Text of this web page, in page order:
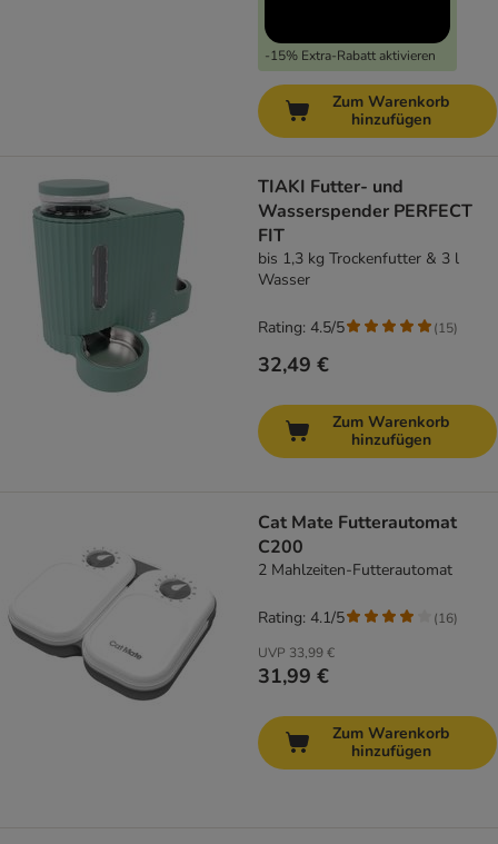
-15% Extra-Rabatt aktivieren
Zum Warenkorb
hinzufügen
TIAKI Futter- und
Wasserspender PERFECT
FIT
bis 1,3 kg Trockenfutter & 3 l
Wasser
32,49 €
Rating: 4.5/5 (15)
Zum Warenkorb
hinzufügen
Cat Mate Futterautomat
C200
2 Mahlzeiten-Futterautomat
UVP 33,99 €
31,99 €
Rating: 4.1/5 (16)
Zum Warenkorb
hinzufügen